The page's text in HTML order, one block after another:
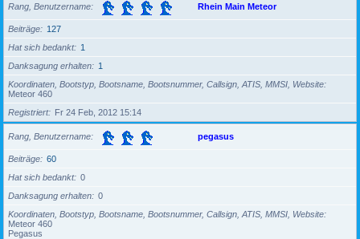
Rang, Benutzername Rhein Main Meteor
Beiträge
127
Hat sich bedankt
1
Danksagung erhalten
1
Koordinaten, Bootstyp, Bootsname, Bootsnummer, Callsign, ATIS, MMSI, Website
Meteor 460
Registriert
Fr 24 Feb, 2012 15:14
Rang, Benutzername pegasus
Beiträge
60
Hat sich bedankt
0
Danksagung erhalten
0
Koordinaten, Bootstyp, Bootsname, Bootsnummer, Callsign, ATIS, MMSI, Website
Meteor 460
Pegasus